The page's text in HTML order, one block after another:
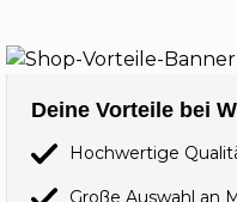
Deine Vorteile bei
Hochwertige
Große Auswahl an